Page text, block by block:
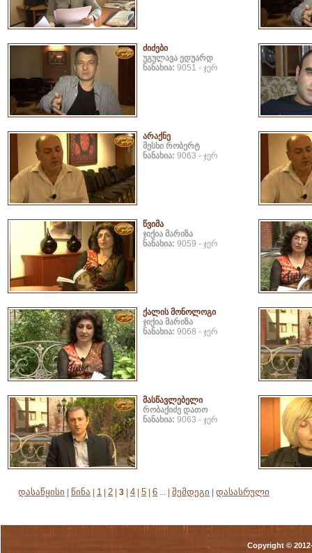
ძიძები
უგულავა ედუარდ
ნანახია: 9051 - ჯერ
არაქნე
მესხი რობერტ
ნანახია: 9063 - ჯერ
წვიმა
ჯიქია მარიზა
ნანახია: 9059 - ჯერ
ქალის მონოლოგი
ჯიქია მარიზა
ნანახია: 9068 - ჯერ
მასწავლებელი
რობაქიძე დათო
ნანახია: 9063 - ჯერ
დასაწყისი წინა 1 2 3 4 5 6 ... | შემდეგი დასასრული
Copyright ©